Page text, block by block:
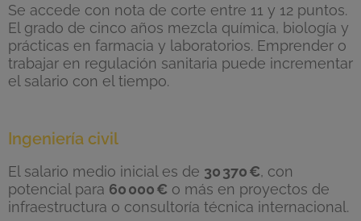
Se accede con nota de corte entre 11 y 12 puntos.
El grado de cinco años mezcla química, biología y
prácticas en farmacia y laboratorios. Emprender o
trabajar en regulación sanitaria puede incrementar
el salario con el tiempo.
Ingeniería civil
El salario medio inicial es de 30370€, con
potencial para 60000€ o más en proyectos de
infraestructura o consultoría técnica internacional.